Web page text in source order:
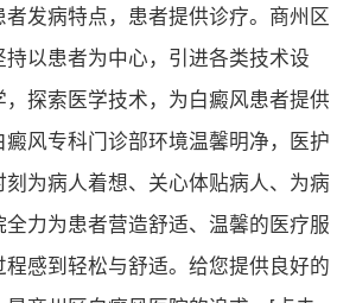
发病特点，患者提供诊疗。商州区
以患者为中心，引进各类技术设
探索医学技术，为白癜风患者提供
风专科门诊部环境温馨明净，医护
为病人着想、关心体贴病人、为病
力为患者营造舒适、温馨的医疗服
感到轻松与舒适。给您提供良好的